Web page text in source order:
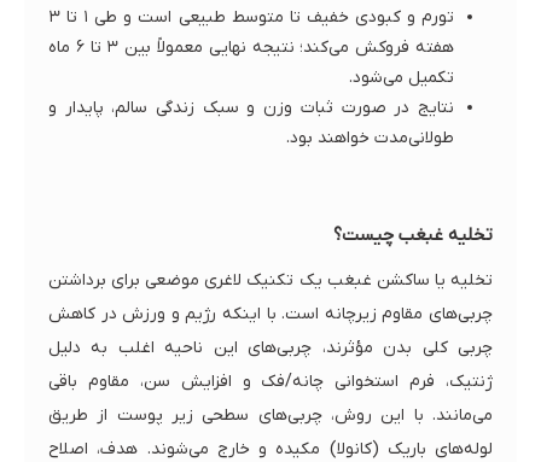
تورم و کبودی خفیف تا متوسط طبیعی است و طی ۱ تا ۳
هفته فروکش می‌کند؛ نتیجه نهایی معمولاً بین ۳ تا ۶ ماه
تکمیل می‌شود.
نتایج در صورت ثبات وزن و سبک زندگی سالم، پایدار و
طولانی‌مدت خواهند بود.
تخلیه غبغب چیست؟
تخلیه یا ساکشن غبغب یک تکنیک لاغری موضعی برای برداشتن
چربی‌های مقاوم زیرچانه است. با اینکه رژیم و ورزش در کاهش
چربی کلی بدن مؤثرند، چربی‌های این ناحیه اغلب به دلیل
ژنتیک، فرم استخوانی چانه/فک و افزایش سن، مقاوم باقی
می‌مانند. با این روش، چربی‌های سطحی زیر پوست از طریق
لوله‌های باریک (کانولا) مکیده و خارج می‌شوند. هدف، اصلاح